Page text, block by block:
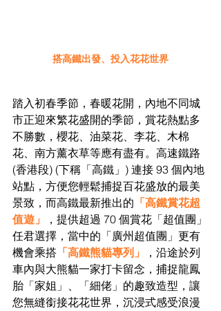
搭高鐵出發、投入花花世界
踏入初春季節，春暖花開，內地不同城
市正迎來繁花盛開的季節，賞花熱點多
不勝數，櫻花、油菜花、李花、木棉
花、南方薰衣草等應有盡有。高速鐵路
(香港段) (下稱「高鐵」) 連接 93 個內地
站點，方便您輕鬆捕捉百花盛放的最美
景致，而高鐵最新推出的 「高鐵賞花超
值遊」
，提供超過 70 個賞花「超值團」
任君選擇，當中的「廣州超值團」更有
機會乘搭 「高鐵熊貓專列」
，沿途於列
車內與大熊貓一家打卡留念，捕捉龍鳳
胎「家姐」、「細佬」的趣致造型，讓
您無縫銜接花花世界，沉浸式感受浪漫